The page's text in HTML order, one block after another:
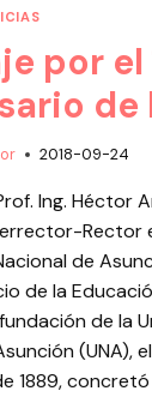
por el
de
2018-09-24
Ing. Héctor
Rector
de
de la
de la
(UNA),
1889,